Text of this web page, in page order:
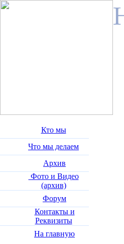
Кто мы
Что мы делаем
Архив
Фото и Видео
(архив)
Форум
Контакты и
Реквизиты
На главную